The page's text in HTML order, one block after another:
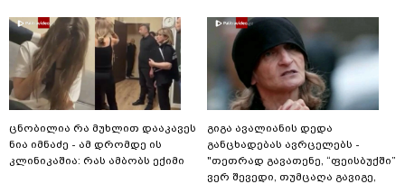
ცნობილია რა მუხლით დააკავეს
ნია იმნაძე - ამ დრომდე ის
კლინიკაშია: რას ამბობს ექიმი
გიგა ავალიანის დედა
განცხადებას ავრცელებს -
"თეთრად გავათენე, “ფეისბუქში”
ვერ შევედი, თუმცაღა გავიგე,